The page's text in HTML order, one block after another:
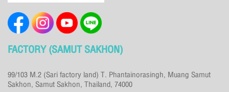
FACTORY (SAMUT SAKHON)
99/103 M.2 (Sari factory land) T. Phantainorasingh, Muang Samut
Sakhon, Samut Sakhon, Thailand, 74000